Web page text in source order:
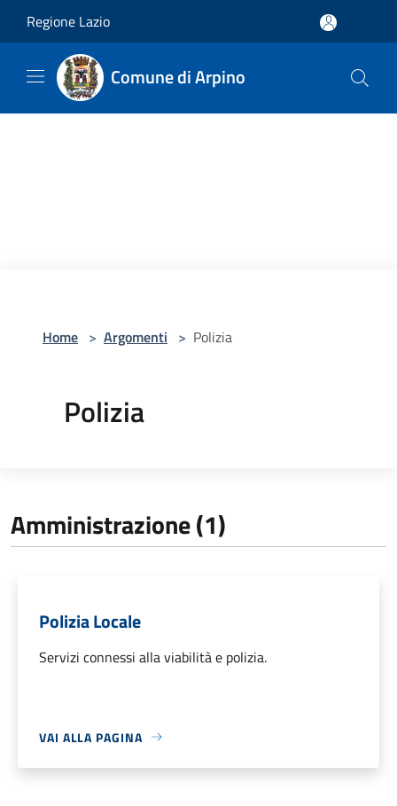
Regione Lazio
Comune di Arpino
Home > Argomenti > Polizia
Polizia
Amministrazione (1)
Polizia Locale
Servizi connessi alla viabilità e polizia.
VAI ALLA PAGINA